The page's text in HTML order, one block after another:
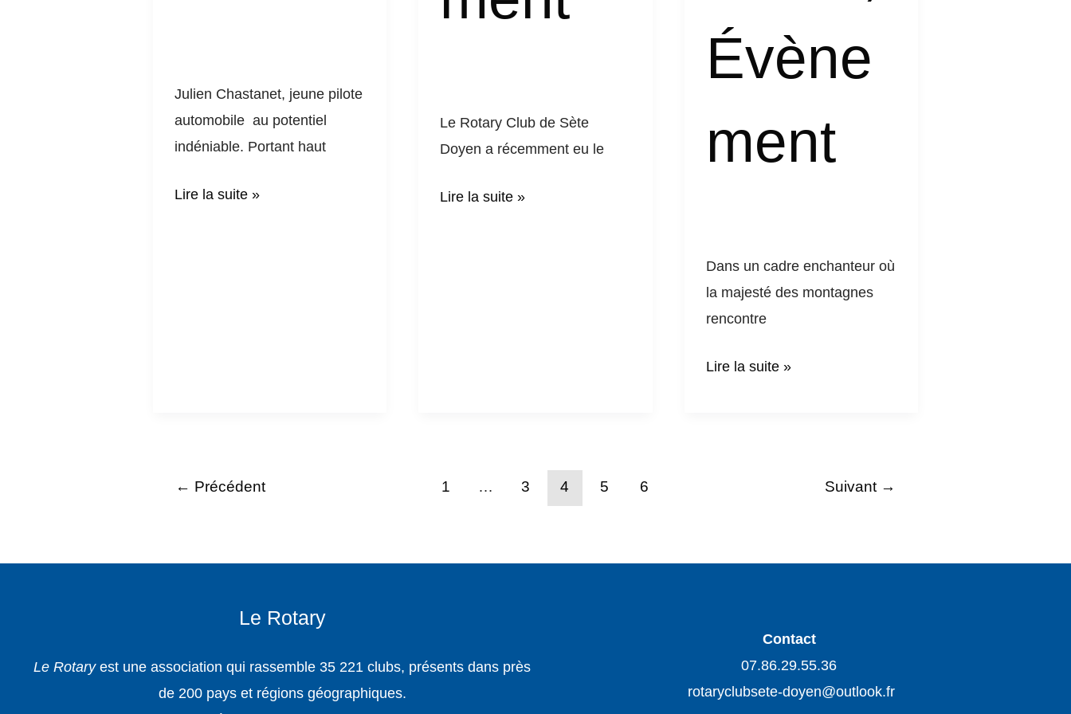
Julien Chastanet, jeune pilote
automobile au potentiel
indéniable. Portant haut
Lire la suite »
Le Rotary Club de Sète
Doyen a récemment eu le
Lire la suite »
Évène
ment
Dans un cadre enchanteur où
la majesté des montagnes
rencontre
Lire la suite »
← Précédent 1 … 3 4 5 6 Suivant →
Le Rotary
Le Rotaryest une association qui rassemble 35 221 clubs, présents dans près
de 200 pays et régions géographiques.
Contact
07.86.29.55.36
rotaryclubsete-doyen@outlook.fr